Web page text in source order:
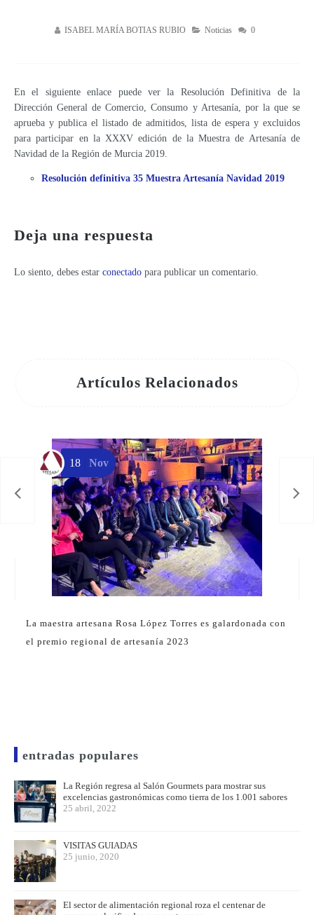
ISABEL MARÍA BOTIAS RUBIO Noticias 0
En el siguiente enlace puede ver la Resolución Definitiva de la
Dirección General de Comercio, Consumo y Artesanía, por la que se
aprueba y publica el listado de admitidos, lista de espera y excluidos
para participar en la XXXV edición de la Muestra de Artesanía de
Navidad de la Región de Murcia 2019.
Resolución definitiva 35 Muestra Artesanía Navidad 2019
Deja una respuesta
Lo siento, debes estar conectado para publicar un comentario.
Artículos Relacionados
La maestra artesana Rosa López Torres es galardonada con
el premio regional de artesanía 2023
18 Nov
entradas populares
La Región regresa al Salón Gourmets para mostrar sus
excelencias gastronómicas como tierra de los 1.001 sabores
25 abril, 2022
VISITAS GUIADAS
25 junio, 2020
El sector de alimentación regional roza el centenar de